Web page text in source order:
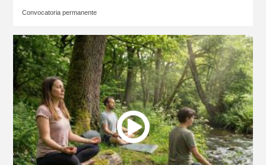
Convocatoria permanente